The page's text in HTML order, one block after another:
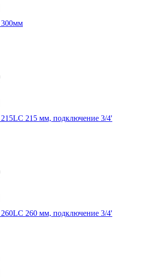
300мм
215 мм, подключение 3/4'
260 мм, подключение 3/4'